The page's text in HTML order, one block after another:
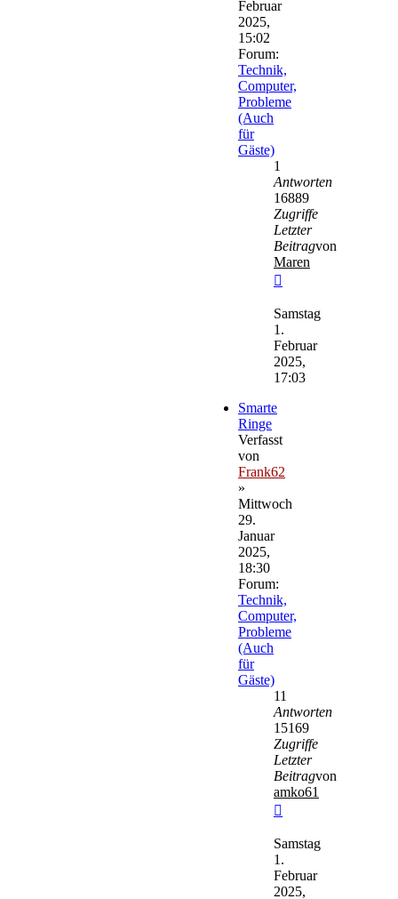
Februar
2025,
15:02
Forum:
Technik,
Computer,
Probleme
(Auch
für
Gäste)
1
Antworten
16889
Zugriffe
Letzter
Beitragvon
Maren
Beitrag
Samstag
1.
Februar
2025,
17:03
Smarte
Ringe
Verfasst
von
Frank62
»
Mittwoch
29.
Januar
2025,
18:30
Forum:
Technik,
Computer,
Probleme
(Auch
für
Gäste)
11
Antworten
15169
Zugriffe
Letzter
Beitragvon
amko61
Beitrag
Samstag
1.
Februar
2025,